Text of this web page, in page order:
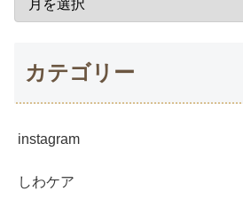
カテゴリー
instagram
しわケア